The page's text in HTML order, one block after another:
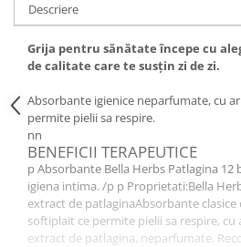
Descriere
Grija pentru sănătate începe cu
de calitate care te susțin zi de zi.
Absorbante igienice neparfumate, cu
permite pielii sa respire.
nn
BENEFICII TERAPEUTICE
p Absorbante Bella Herbs Patlagina
igiena intima. /p p Proprietati:Bella
extract de patlaginaAbsorbante
softiplait ce permite pielii sa respire, cu
extract de patlagina, neparfumate.